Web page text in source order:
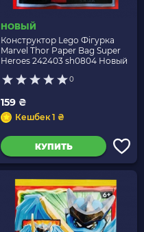
НОВЫЙ
Конструктор Lego Фігурка
Marvel Thor Paper Bag Super
Heroes 242403 sh0804 Новый
0
159 ₴
Кешбек 1 ₴
КУПИТЬ